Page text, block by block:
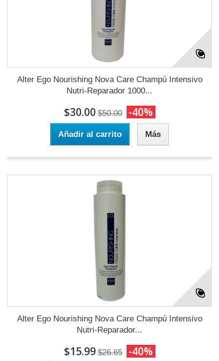
Alter Ego Nourishing Nova Care Champú Intensivo
Nutri-Reparador 1000...
$30.00 $50.00 -40%
Añadir al carrito Más
Alter Ego Nourishing Nova Care Champú Intensivo
Nutri-Reparador...
$15.99 $26.65 -40%